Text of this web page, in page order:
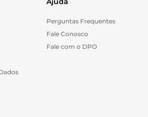
Perguntas Frequentes
Fale Conosco
Fale com o DPO